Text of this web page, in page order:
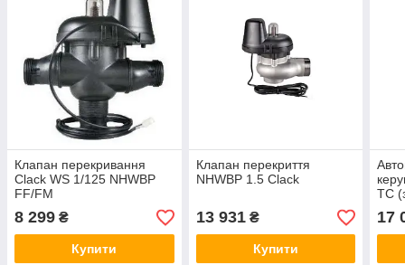
Клапан перекривання
Clack WS 1/125 NHWBP
FF/FM
8 299 ₴
Купити
Клапан перекриття
NHWBP 1.5 Clack
13 931₴
Купити
TC
17